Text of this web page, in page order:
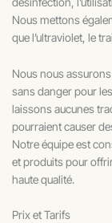
Nous mettons
que l’ultraviolet, le
Nous nous
sans danger pour
laissons aucunes
pourraient causer
Notre équipe est
et produits pour
haute qualité.
Prix et Tarifs